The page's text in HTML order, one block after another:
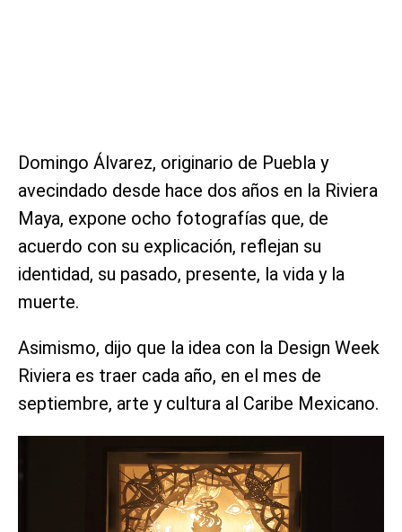
Domingo Álvarez, originario de Puebla y
avecindado desde hace dos años en la Riviera
Maya, expone ocho fotografías que, de
acuerdo con su explicación, reflejan su
identidad, su pasado, presente, la vida y la
muerte.
Asimismo, dijo que la idea con la Design Week
Riviera es traer cada año, en el mes de
septiembre, arte y cultura al Caribe Mexicano.